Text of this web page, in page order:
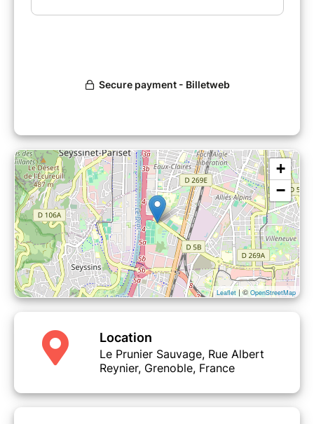
+
−
Leaflet | © OpenStreetMap
Location
Le Prunier Sauvage, Rue Albert
Reynier, Grenoble, France